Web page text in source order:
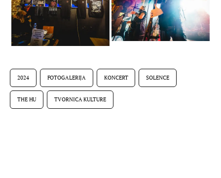
2024 FOTOGALERIJA KONCERT SOLENCE
THE HU TVORNICA KULTURE